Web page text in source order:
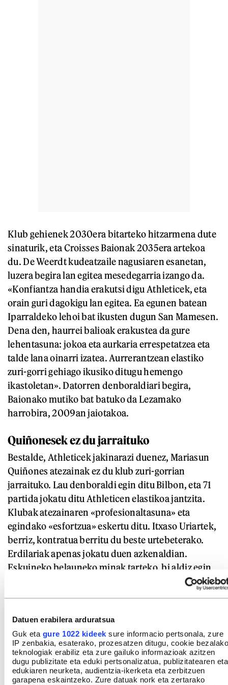
Datuen erabilera arduratsua
Guk eta gure 1022 kideek sure informacio pertsonala, zure
IP zenbakia, esaterako, prozesatzen ditugu, cookie bezalako
teknologiak erabiliz eta zure gailuko informazioak azitzen
dugu publizitate eta eduki pertsonalizatua, publizitatearen eta
edukiaren neurketa, audientzia-ikerketa eta zerbitzuen
garapena eskaintzeko. Zure datuak nork eta zertarako
Klub gehienek 2030era bitarteko hitzarmena dute
sinaturik, eta Croisses Baionak 2035era artekoa
du. De Weerdt kudeatzaile nagusiaren esanetan,
luzera begira lan egitea mesedegarria izango da.
«Konfiantza handia erakutsi digu Athleticek, eta
orain guri dagokigu lan egitea. Ea egunen batean
Iparraldeko lehoi bat ikusten dugun San Mamesen.
Dena den, haurrei balioak erakustea da gure
lehentasuna: jokoa eta aurkaria errespetatzea eta
talde lana oinarri izatea. Aurrerantzean elastiko
zuri-gorri gehiago ikusiko ditugu hemengo
ikastoletan». Datorren denboraldiari begira,
Baionako mutiko bat batuko da Lezamako
harrobira, 2009an jaiotakoa.
Quiñonesek ez du jarraituko
Bestalde, Athleticek jakinarazi duenez, Mariasun
Quiñones atezainak ez du klub zuri-gorrian
jarraituko. Lau denboraldi egin ditu Bilbon, eta 71
partida jokatu ditu Athleticen elastikoa jantzita.
Klubak atezainaren «profesionaltasuna» eta
egindako «esfortzua» eskertu ditu. Itxaso Uriartek,
berriz, kontratua berritu du beste urtebeterako.
Erdilariak apenas jokatu duen azkenaldian.
Eskuineko belauneko minak tarteko, bi aldiz egin
diote ebakuntza: 2024ko apirilean eta 2025eko